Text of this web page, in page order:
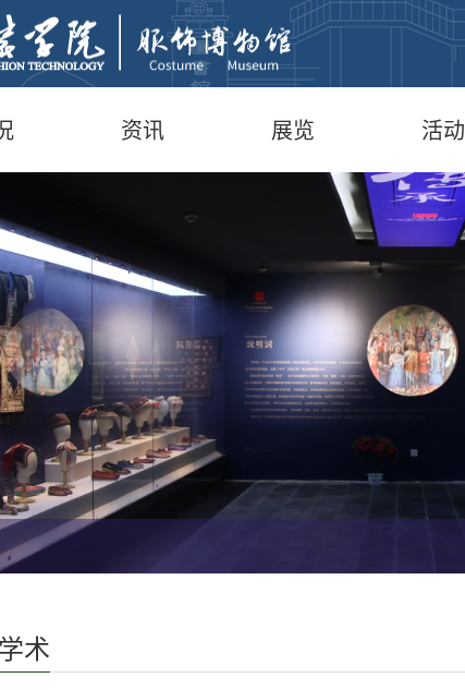
资讯 展览 活动
学术